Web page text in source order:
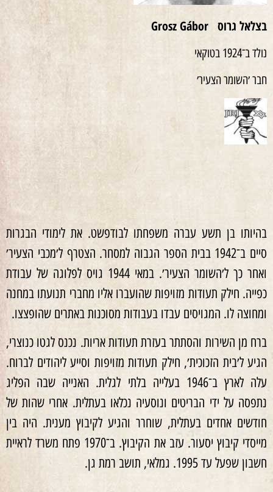
בצלאל גרוס Grosz Gábor
נולד ב־1924 בטוקאי
חבר ׳השומר הצעיר׳
בהיותו בן תשע עברה משפחתו לבודפשט. את לימודי הבגרות
סיים ב־1942 בבית הספר הגבוה למסחר. הצטרף ל׳מכבי הצעיר׳
ואחר כך ל׳השומר הצעיר׳. במאי 1944 גויס לפלוגה של עבודת
כפייה. חילק תעודות מזויפות שהועברו אליו מחברי תנועתו במחנה
ומחוצה לו. המגויסים עבדו בעבודות מסוכנות באתרים שהופצצו.
ברח מן השירות והסתתר בעזרת תעודות אריות. נכנס לגטו כנוצרי,
הגיע ל׳בית הזכוכית׳, חילק תעודות מזויפות וסייע ליהודים לברוח.
עלה לארץ ב־1946 בעלייה בלתי לגלית. האנייה שבה הפליג
נתפסה על ידי הבריטים ונוסעיה נכלאו בעתלית. אחרי שהות של
חודשים אחדים בעתלית, שוחרר והגיע לקיבוץ מענית. היה בין
מייסדי קיבוץ יסעור. עזב את הקיבוץ. ב־1970 פתח משרד לראיית
חשבון שפעל עד 1995. גמלאי, תושב רמת גן.